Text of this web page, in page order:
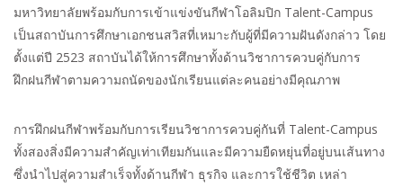
มหาวิทยาลัยพร้อมกับการเข้าแข่งขันกีฬาโอลิมปิก Talent-Campus
เป็นสถาบันการศึกษาเอกชนสวิสที่เหมาะกับผู้ที่มีความฝันดังกล่าว โดย
ตั้งแต่ปี 2523 สถาบันได้ให้การศึกษาทั้งด้านวิชาการควบคู่กับการ
ฝึกฝนกีฬาตามความถนัดของนักเรียนแต่ละคนอย่างมีคุณภาพ
การฝึกฝนกีฬาพร้อมกับการเรียนวิชาการควบคู่กันที่ Talent-Campus
ทั้งสองสิ่งมีความสำคัญเท่าเทียมกันและมีความยืดหยุ่นที่อยู่บนเส้นทาง
ซึ่งนำไปสู่ความสำเร็จทั้งด้านกีฬา ธุรกิจ และการใช้ชีวิต เหล่า